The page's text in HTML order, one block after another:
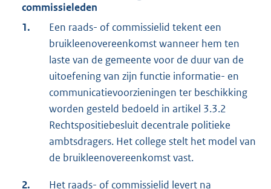
commissieleden
1.
Een raads- of commissielid tekent een
bruikleenovereenkomst wanneer hem ten
laste van de gemeente voor de duur van de
uitoefening van zijn functie informatie- en
communicatievoorzieningen ter beschikking
worden gesteld bedoeld in artikel 3.3.2
Rechtspositiebesluit decentrale politieke
ambtsdragers. Het college stelt het model van
de bruikleenovereenkomst vast.
2. Het raads- of commissielid levert na